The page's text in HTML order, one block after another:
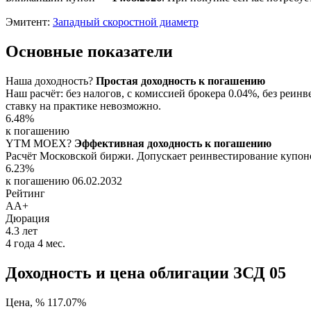
Эмитент: Западный скоростной диаметр
Основные показатели
Наша доходность? Простая доходность к погашению
Наш расчёт: без налогов, с комиссией брокера 0.04%, без
ставку на практике невозможно.
6.48%
к погашению
YTM MOEX? Эффективная доходность к погашению
Расчёт Московской биржи. Допускает реинвестирование
6.23%
к погашению 06.02.2032
Рейтинг
AA+
Дюрация
4.3 лет
4 года 4 мес.
Доходность и цена облигации ЗСД 05
Цена, % 117.07%